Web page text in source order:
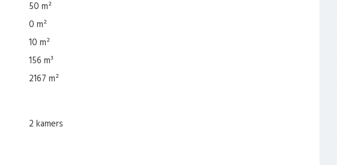
50 m²
0 m²
10 m²
156 m³
2167 m²
2 kamers